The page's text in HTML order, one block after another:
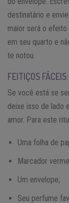
destinatário e
maior será o
em seu quarto e
te notou.
FEITIÇOS
Se você está se
deixe isso de lado
amor. Para este
Uma folha de
Marcador
Um envelope;
Seu perfume